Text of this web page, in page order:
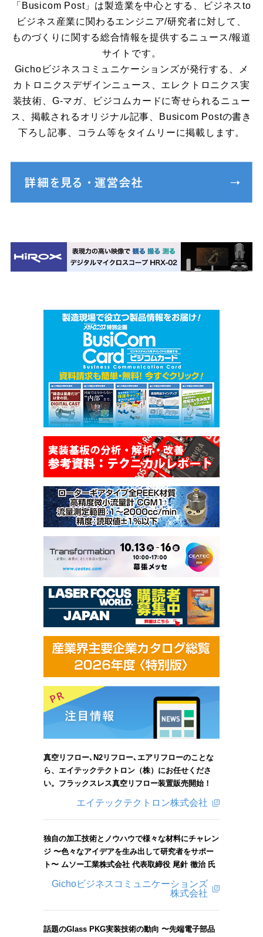
「Busicom Post」は製造業を中心とする、ビジネスto
ビジネス産業に関わるエンジニア/研究者に対して、
ものづくりに関する総合情報を提供するニュース/報道
サイトです。
Gichoビジネスコミュニケーションズが発行する、メ
カトロニクスデザインニュース、エレクトロニクス実
装技術、G-マガ、ビジコムカードに寄せられるニュー
ス、掲載されるオリジナル記事、Busicom Postの書き
下ろし記事、コラム等をタイムリーに掲載します。
真空リフロー､N2リフロー､エアリフローのことな
ら、エイテックテクトロン（株）にお任せくださ
い。フラックスレス真空リフロー装置販売開始！
エイテックテクトロン株式会社
独自の加工技術とノウハウで様々な材料にチャレン
ジ 〜色々なアイデアを生み出して研究者をサポー
ト〜 ムソー工業株式会社 代表取締役 尾針 徹治 氏
Gichoビジネスコミュニケーションズ
株式会社
話題のGlass PKG実装技術の動向 〜先端電子部品